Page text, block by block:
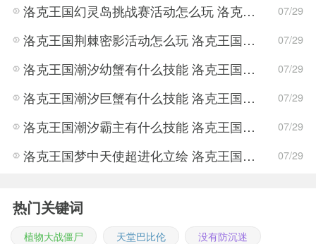
洛克王国幻灵岛挑战赛活动怎么玩 洛克王国幻灵岛挑战赛活动玩法攻略 07/29
洛克王国荆棘密影活动怎么玩 洛克王国荆棘密影活动玩法攻略 07/29
洛克王国潮汐幼蟹有什么技能 洛克王国潮汐幼蟹技能表图鉴 07/29
洛克王国潮汐巨蟹有什么技能 洛克王国潮汐巨蟹技能表图鉴 07/29
洛克王国潮汐霸主有什么技能 洛克王国潮汐霸主技能表图鉴 07/29
洛克王国梦中天使超进化立绘 洛克王国梦中天使超进化图片一览 07/29
热门关键词
植物大战僵尸 天堂巴比伦 没有防沉迷